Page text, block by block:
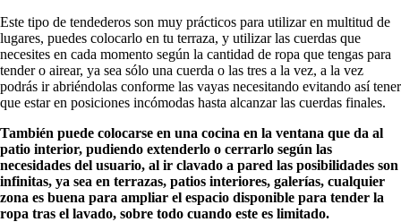
Este tipo de tendederos son muy prácticos para utilizar en multitud de
lugares, puedes colocarlo en tu terraza, y utilizar las cuerdas que
necesites en cada momento según la cantidad de ropa que tengas para
tender o airear, ya sea sólo una cuerda o las tres a la vez, a la vez
podrás ir abriéndolas conforme las vayas necesitando evitando así tener
que estar en posiciones incómodas hasta alcanzar las cuerdas finales.
También puede colocarse en una cocina en la ventana que da al
patio interior, pudiendo extenderlo o cerrarlo según las
necesidades del usuario, al ir clavado a pared las posibilidades son
infinitas, ya sea en terrazas, patios interiores, galerías, cualquier
zona es buena para ampliar el espacio disponible para tender la
ropa tras el lavado, sobre todo cuando este es limitado.